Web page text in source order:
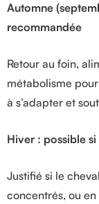
Automne
recommandée
Retour au foin,
métabolisme
à s’adapter et
Hiver : possible
Justifié si le
concentrés, ou